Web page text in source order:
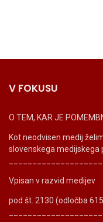
V FOKUSU
O TEM, KAR JE
Kot neodvisen medij
slovenskega medijskega
Vpisan v razvid medijev
pod št. 2130 (odločba